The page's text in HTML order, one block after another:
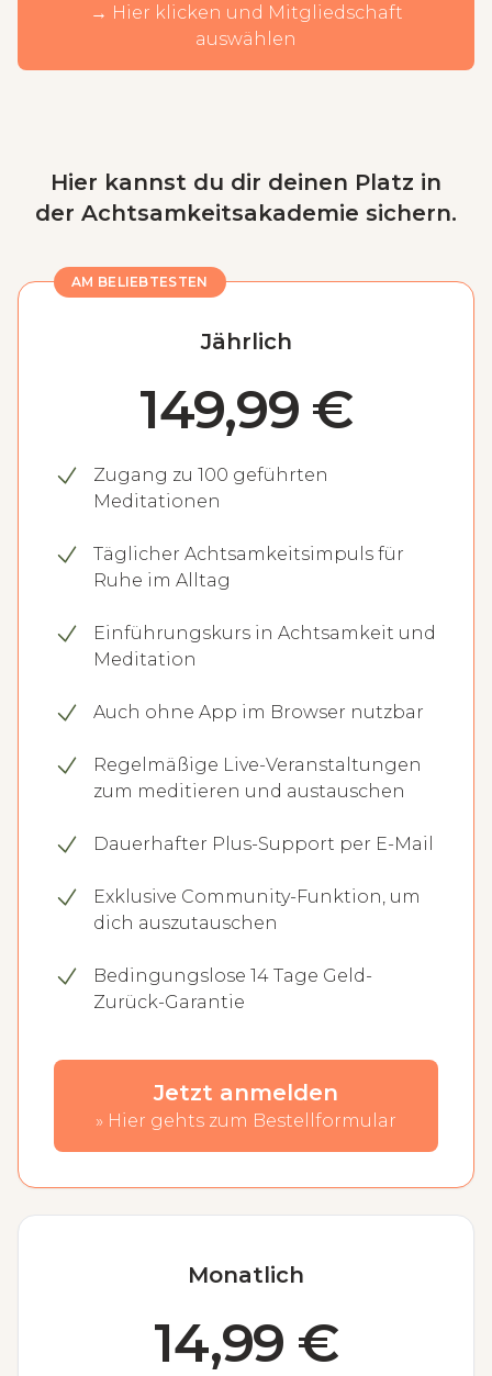
→ Hier klicken und Mitgliedschaft
auswählen
Hier kannst du dir deinen Platz in
der Achtsamkeitsakademie sichern.
Jährlich
AM BELIEBTESTEN
149,99 €
Zugang zu 100 geführten
Meditationen
Täglicher Achtsamkeitsimpuls für
Ruhe im Alltag
Einführungskurs in Achtsamkeit und
Meditation
Auch ohne App im Browser nutzbar
Regelmäßige Live-Veranstaltungen
zum meditieren und austauschen
Dauerhafter Plus-Support per E-Mail
Exklusive Community-Funktion, um
dich auszutauschen
Bedingungslose 14 Tage Geld-
Zurück-Garantie
Jetzt anmelden
» Hier gehts zum Bestellformular
Monatlich
14,99 €